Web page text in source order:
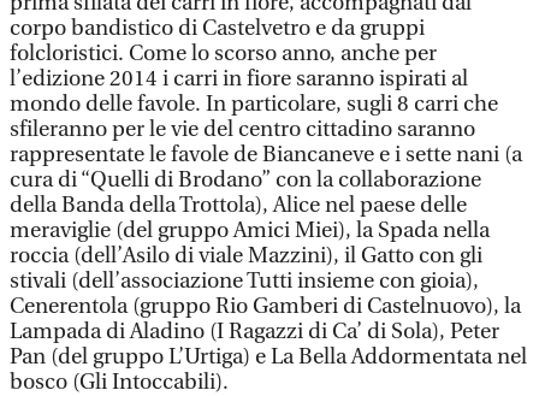
corpo bandistico di Castelvetro e da gruppi
folcloristici. Come lo scorso anno, anche per
l’edizione 2014 i carri in fiore saranno ispirati al
mondo delle favole. In particolare, sugli 8 carri che
sfileranno per le vie del centro cittadino saranno
rappresentate le favole de Biancaneve e i sette nani (a
cura di “Quelli di Brodano” con la collaborazione
della Banda della Trottola), Alice nel paese delle
meraviglie (del gruppo Amici Miei), la Spada nella
roccia (dell’Asilo di viale Mazzini), il Gatto con gli
stivali (dell’associazione Tutti insieme con gioia),
Cenerentola (gruppo Rio Gamberi di Castelnuovo), la
Lampada di Aladino (I Ragazzi di Ca’ di Sola), Peter
Pan (del gruppo L’Urtiga) e La Bella Addormentata nel
bosco (Gli Intoccabili).